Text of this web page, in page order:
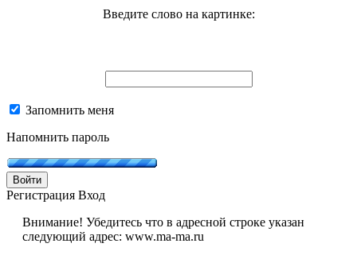
Введите слово на картинке:
Запомнить меня
Напомнить пароль
Войти
Регистрация Вход
Внимание! Убедитесь что в адресной строке указан
следующий адрес: www.ma-ma.ru